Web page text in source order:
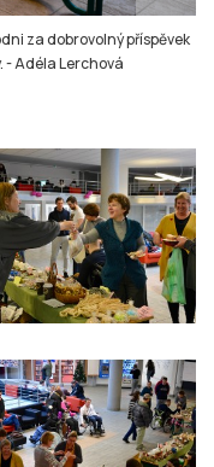
za dobrovolný příspěvek
-Adéla Lerchová